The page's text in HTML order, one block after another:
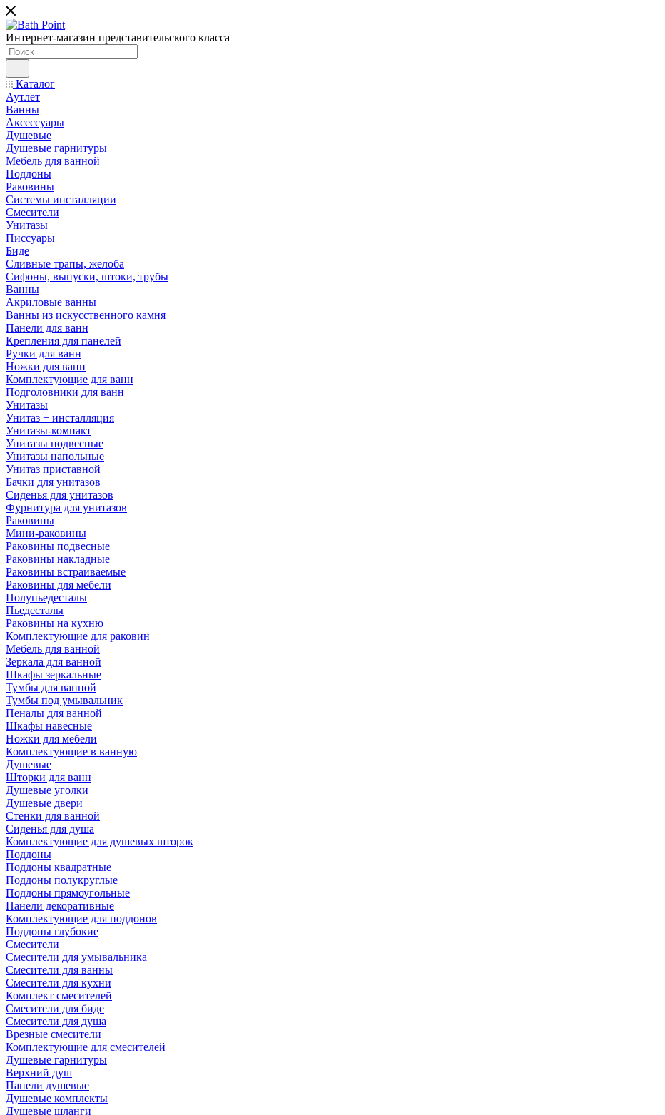
Интернет-магазин представительского класса
Каталог
Аутлет
Ванны
Аксессуары
Душевые
Душевые гарнитуры
Мебель для ванной
Поддоны
Раковины
Системы инсталляции
Смесители
Унитазы
Писсуары
Биде
Сливные трапы, желоба
Сифоны, выпуски, штоки, трубы
Ванны
Акриловые ванны
Ванны из искусственного камня
Панели для ванн
Крепления для панелей
Ручки для ванн
Ножки для ванн
Комплектующие для ванн
Подголовники для ванн
Унитазы
Унитаз + инсталляция
Унитазы-компакт
Унитазы подвесные
Унитазы напольные
Унитаз приставной
Бачки для унитазов
Сиденья для унитазов
Фурнитура для унитазов
Раковины
Мини-раковины
Раковины подвесные
Раковины накладные
Раковины встраиваемые
Раковины для мебели
Полупьедесталы
Пьедесталы
Раковины на кухню
Комплектующие для раковин
Мебель для ванной
Зеркала для ванной
Шкафы зеркальные
Тумбы для ванной
Тумбы под умывальник
Пеналы для ванной
Шкафы навесные
Ножки для мебели
Комплектующие в ванную
Душевые
Шторки для ванн
Душевые уголки
Душевые двери
Стенки для ванной
Сиденья для душа
Комплектующие для душевых шторок
Поддоны
Поддоны квадратные
Поддоны полукруглые
Поддоны прямоугольные
Панели декоративные
Комплектующие для поддонов
Поддоны глубокие
Смесители
Смесители для умывальника
Смесители для ванны
Смесители для кухни
Комплект смесителей
Смесители для биде
Смесители для душа
Врезные смесители
Комплектующие для смесителей
Душевые гарнитуры
Верхний душ
Панели душевые
Душевые комплекты
Душевые шланги